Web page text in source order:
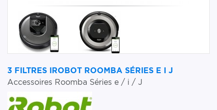
3 FILTRES IROBOT ROOMBA SÉRIES E I J
Accessoires Roomba Séries e / i / J